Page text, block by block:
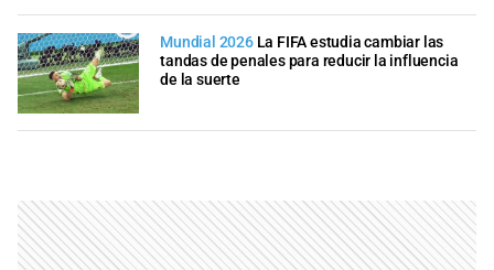
Mundial 2026 La FIFA estudia cambiar las
tandas de penales para reducir la influencia
de la suerte